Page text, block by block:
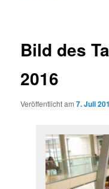
Bild des
2016
Veröffentlicht am7. Juli